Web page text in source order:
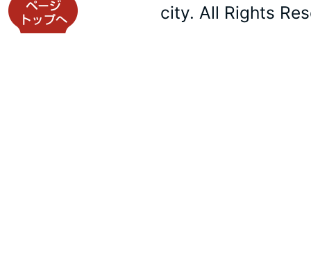
city. All Rights